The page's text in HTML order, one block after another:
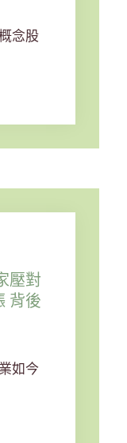
念股
壓對
背後
如今